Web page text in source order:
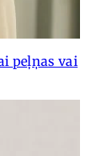
peļņas vai